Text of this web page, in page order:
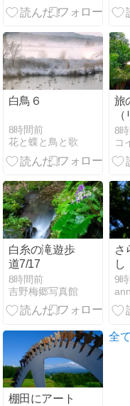
白鳥６
8時間前
花と蝶と鳥と歌
旅
ズ
（
和
（
ン
8
白糸の滝遊歩
道7/17
8時間前
吉野梅郷写真館
さ
し
9
棚田にアート
全